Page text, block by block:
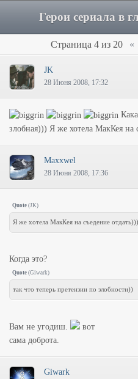
Страница 4 из 20 «
JK
28 Июня 2008, 17:32
злобная))) Я же хотела МакКея на
Maxxwel
28 Июня 2008, 17:36
Quote (JK)
Я же хотела МакКея на съедение отдать)))
Когда это?
Quote (Giwark)
так что теперь претензии по злобности))
Вам не угодиш.
вот
сама доброта.
Giwark